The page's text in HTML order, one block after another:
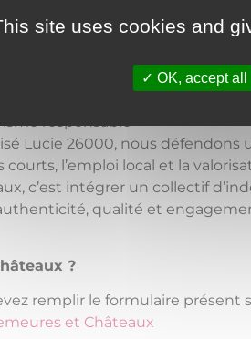
fidèles, y compris en basse et
dans le pilotage de
d’achats négociant auprès
responsable
Lucie 26000, nous défendons
l’emploi local et la
c’est intégrer un collectif
qualité et
?
remplir le formulaire présent
et Châteaux
site uses cookies and
OK, accept all